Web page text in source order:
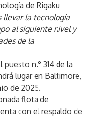
de Rigaku
llevar la tecnología
al siguiente nivel y
de la
puesto n.° 314 de la
lugar en Baltimore,
de 2025.
flota de
con el respaldo de